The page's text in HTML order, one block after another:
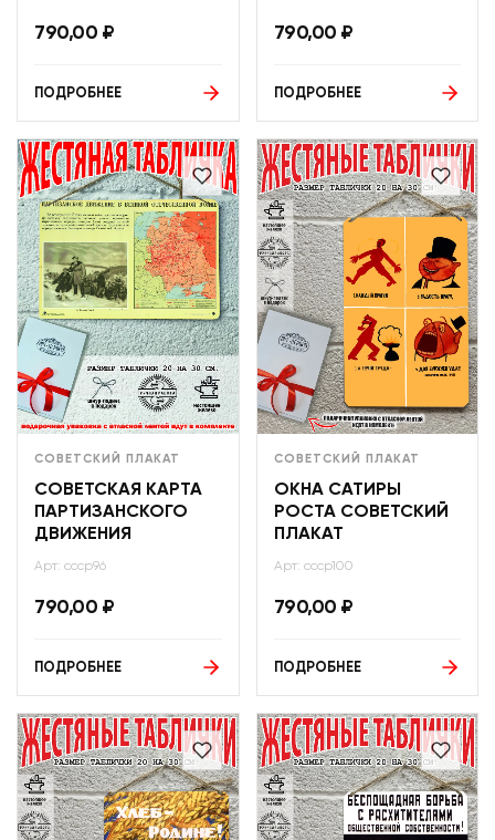
790,00 ₽
ПОДРОБНЕЕ
790,00 ₽
ПОДРОБНЕЕ
СОВЕТСКИЙ ПЛАКАТ
СОВЕТСКАЯ КАРТА
ПАРТИЗАНСКОГО
ДВИЖЕНИЯ
Арт: ссср96
790,00 ₽
ПОДРОБНЕЕ
СОВЕТСКИЙ ПЛАКАТ
ОКНА САТИРЫ
РОСТА СОВЕТСКИЙ
ПЛАКАТ
Арт: ссср100
790,00 ₽
ПОДРОБНЕЕ